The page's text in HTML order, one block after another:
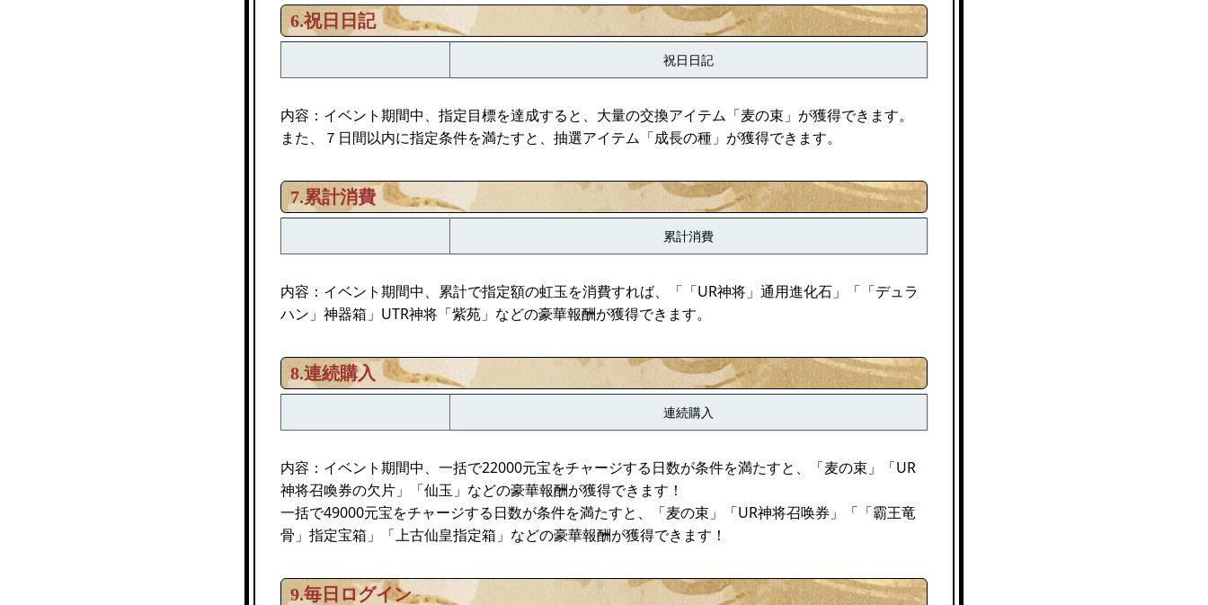
6.祝日日記
祝日日記
内容：イベント期間中、指定目標を達成すると、大量の交換アイテム「麦の束」が獲得できます。
また、７日間以内に指定条件を満たすと、抽選アイテム「成長の種」が獲得できます。
7.累計消費
累計消費
内容：イベント期間中、累計で指定額の虹玉を消費すれば、「「UR神将」通用進化石」「「デュラ
ハン」神器箱」UTR神将「紫苑」などの豪華報酬が獲得できます。
8.連続購入
連続購入
内容：イベント期間中、一括で22000元宝をチャージする日数が条件を満たすと、「麦の束」「UR
神将召喚券の欠片」「仙玉」などの豪華報酬が獲得できます！
一括で49000元宝をチャージする日数が条件を満たすと、「麦の束」「UR神将召唤券」「「霸王竜
骨」指定宝箱」「上古仙皇指定箱」などの豪華報酬が獲得できます！
9.毎日ログイン